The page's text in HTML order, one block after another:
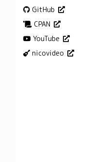
GitHub
CPAN
YouTube
nicovideo